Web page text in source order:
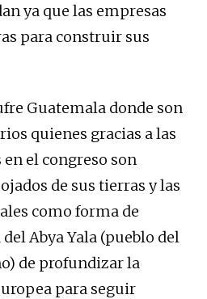
ya que las empresas
para construir sus
Guatemala donde son
quienes gracias a las
el congreso son
de sus tierras y las
como forma de
Abya Yala (pueblo del
de profundizar la
para seguir